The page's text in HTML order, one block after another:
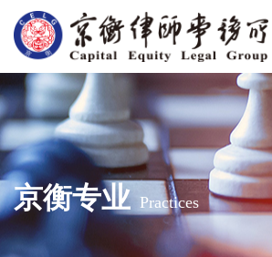
京衡专业 Practices